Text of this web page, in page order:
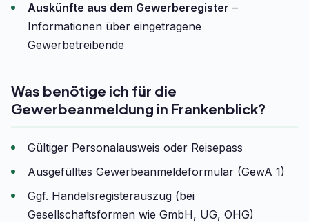
Auskünfte aus dem Gewerberegister –
Informationen über eingetragene
Gewerbetreibende
Was benötige ich für die
Gewerbeanmeldung in Frankenblick?
Gültiger Personalausweis oder Reisepass
Ausgefülltes Gewerbeanmeldeformular (GewA 1)
Ggf. Handelsregisterauszug (bei
Gesellschaftsformen wie GmbH, UG, OHG)